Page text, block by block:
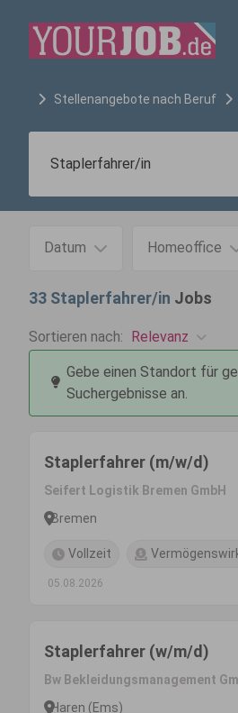
Stellenangebote nach Beruf
Datum Homeoffice
33 Staplerfahrer/in Jobs
Sortieren nach: Relevanz
Gebe einen Standort für
Suchergebnisse an.
Staplerfahrer (m/w/d)
Seifert Logistik Bremen GmbH
Bremen
Vollzeit
05.08.2026
Staplerfahrer (w/m/d)
Bw Bekleidungsmanagement
Haren (Ems)